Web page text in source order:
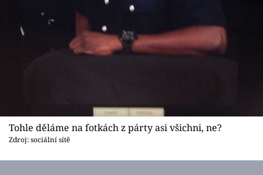
Tohle děláme na fotkách z párty asi všichni, ne?
Zdroj: sociální sítě